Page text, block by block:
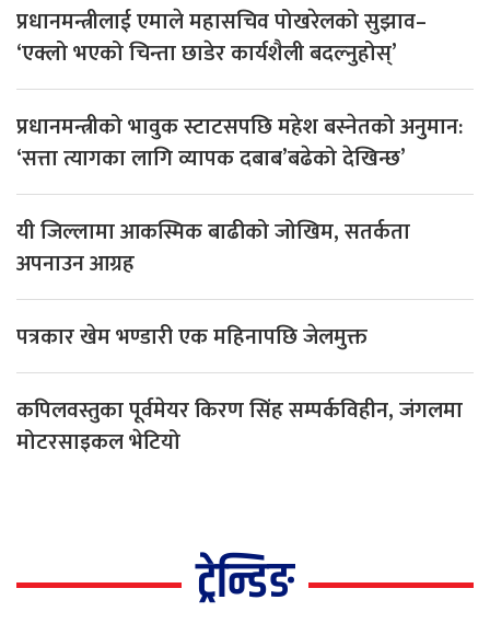
प्रधानमन्त्रीलाई एमाले महासचिव पोखरेलको सुझाव–
‘एक्लो भएको चिन्ता छाडेर कार्यशैली बदल्नुहोस्’
प्रधानमन्त्रीको भावुक स्टाटसपछि महेश बस्नेतको अनुमान:
‘सत्ता त्यागका लागि व्यापक दबाब’बढेको देखिन्छ’
यी जिल्लामा आकस्मिक बाढीको जोखिम, सतर्कता
अपनाउन आग्रह
पत्रकार खेम भण्डारी एक महिनापछि जेलमुक्त
कपिलवस्तुका पूर्वमेयर किरण सिंह सम्पर्कविहीन, जंगलमा
मोटरसाइकल भेटियो
ट्रेन्डिङ